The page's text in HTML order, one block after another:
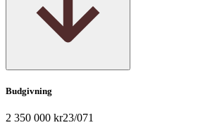
Budgivning
2 350 000 kr23/071